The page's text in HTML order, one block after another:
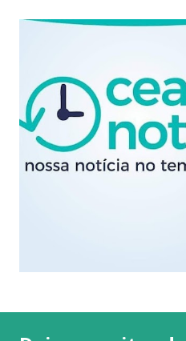
Pular para o